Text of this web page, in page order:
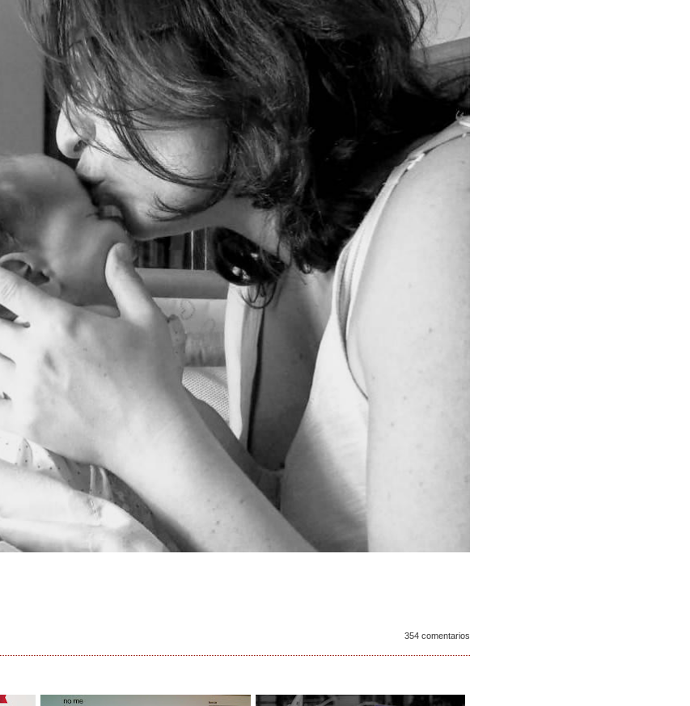
354 comentarios